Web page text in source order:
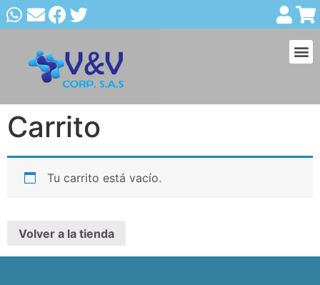
Carrito
Tu carrito está vacío.
Volver a la tienda